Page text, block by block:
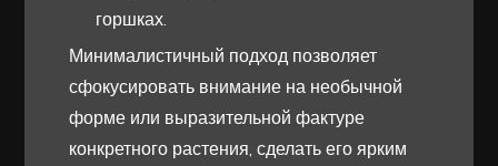
горшках.
Минималистичный подход позволяет
сфокусировать внимание на необычной
форме или выразительной фактуре
конкретного растения, сделать его ярким